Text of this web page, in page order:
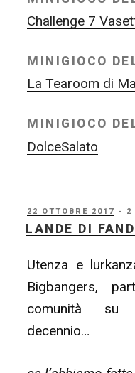
Challenge 7
MINIGIOCO
La Tearoom di
MINIGIOCO
DolceSalato
PUBBLICATO
IL
22 OTTOBRE 2017 - 2
LANDE DI
Utenza e
Bigbangers,
comunità su
decennio…